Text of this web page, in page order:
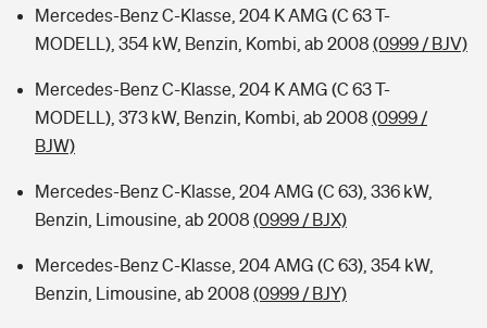
Mercedes-Benz C-Klasse, 204 K AMG (C 63 T-
MODELL), 354 kW, Benzin, Kombi, ab 2008 (0999 / BJV)
Mercedes-Benz C-Klasse, 204 K AMG (C 63 T-
MODELL), 373 kW, Benzin, Kombi, ab 2008 (0999 /
BJW)
Mercedes-Benz C-Klasse, 204 AMG (C 63), 336 kW,
Benzin, Limousine, ab 2008 (0999 / BJX)
Mercedes-Benz C-Klasse, 204 AMG (C 63), 354 kW,
Benzin, Limousine, ab 2008 (0999 / BJY)